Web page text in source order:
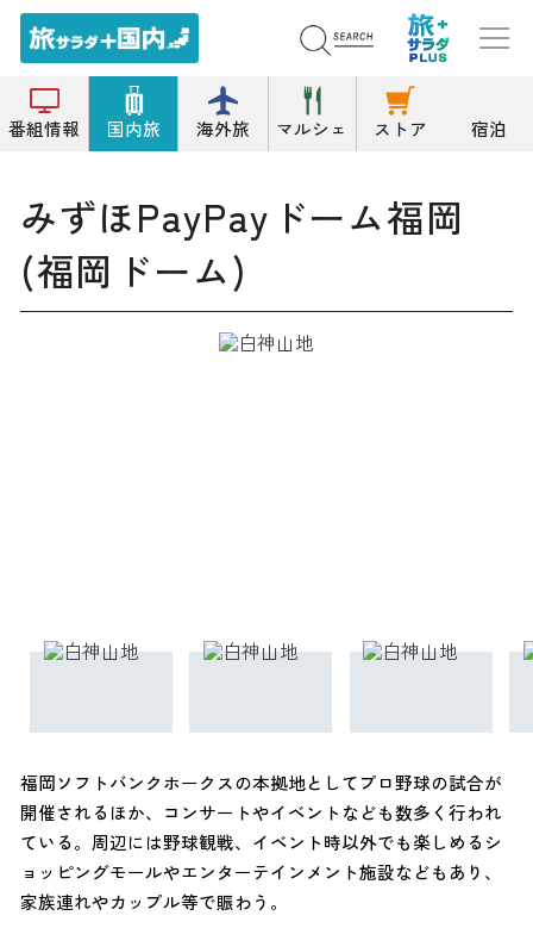
番組情報 国内旅 海外旅 マルシェ ストア 宿泊
トップ
スタジアム/球場
みずほPayPayドーム福岡(福岡ドーム)
みずほPayPayドーム福岡
(福岡ドーム)
福岡ソフトバンクホークスの本拠地としてプロ野球の試合が
開催されるほか、コンサートやイベントなども数多く行われ
ている。周辺には野球観戦、イベント時以外でも楽しめるシ
ョッピングモールやエンターテインメント施設などもあり、
家族連れやカップル等で賑わう。